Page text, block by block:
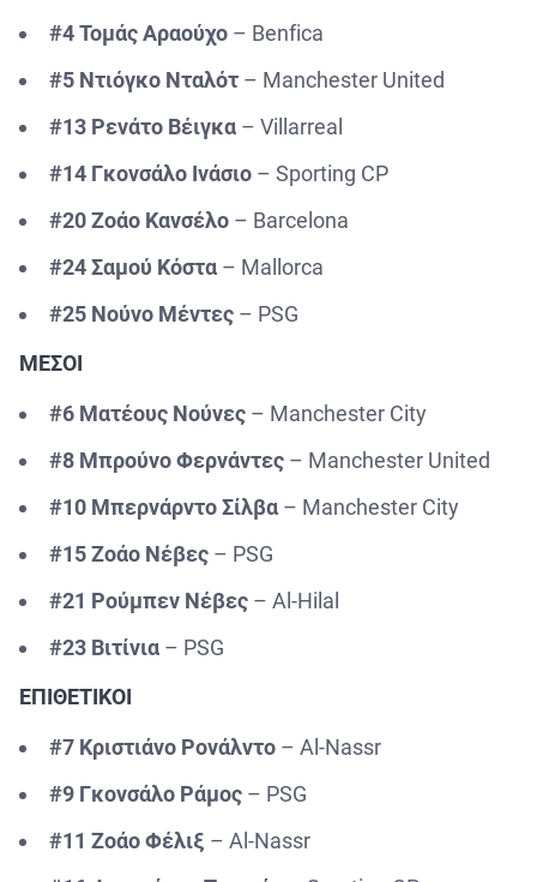
#4 Τομάς Αραούχο – Benfica
#5 Ντιόγκο Νταλότ – Manchester United
#13 Ρενάτο Βέιγκα – Villarreal
#14 Γκονσάλο Ινάσιο – Sporting CP
#20 Ζοάο Κανσέλο – Barcelona
#24 Σαμού Κόστα – Mallorca
#25 Νούνο Μέντες – PSG
ΜΕΣΟΙ
#6 Ματέους Νούνες – Manchester City
#8 Μπρούνο Φερνάντες – Manchester United
#10 Μπερνάρντο Σίλβα – Manchester City
#15 Ζοάο Νέβες – PSG
#21 Ρούμπεν Νέβες – Al-Hilal
#23 Βιτίνια – PSG
ΕΠΙΘΕΤΙΚΟΙ
#7 Κριστιάνο Ρονάλντο – Al-Nassr
#9 Γκονσάλο Ράμος – PSG
#11 Ζοάο Φέλιξ – Al-Nassr